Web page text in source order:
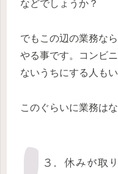
などでしょうか？
でもこの辺の業務な
やる事です。コンビ
ないうちにする人もい
このぐらいに業務は
３．休みが取